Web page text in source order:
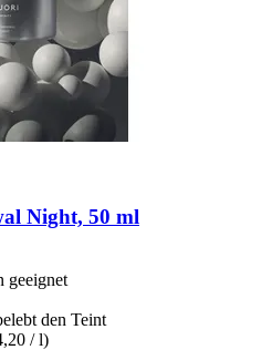
Night, 50 ml
geeignet
den Teint
/ l)